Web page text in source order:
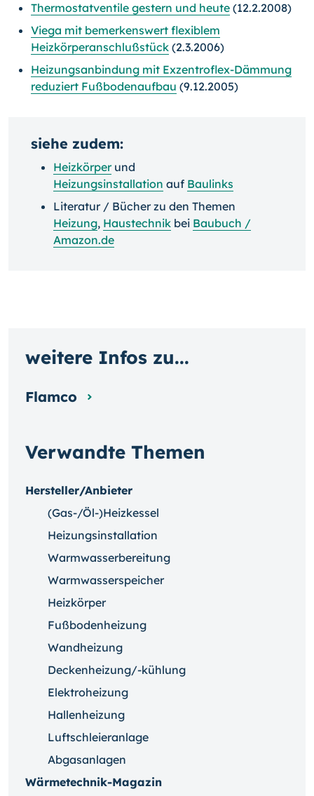
Thermostatventile gestern und heute (12.2.2008)
Viega mit bemerkenswert flexiblem
Heizkörperanschlußstück (2.3.2006)
Heizungsanbindung mit Exzentroflex-Dämmung
reduziert Fußbodenaufbau (9.12.2005)
siehe zudem:
Heizkörperund
Heizungsinstallation auf Baulinks
Literatur / Bücher zu den Themen
Heizung, Haustechnik bei Baubuch /
Amazon.de
Verwandte Themen
Hersteller/Anbieter
(Gas-/Öl-)Heizkessel
Heizungsinstallation
Warmwasserbereitung
Warmwasserspeicher
Heizkörper
Fußbodenheizung
Wandheizung
Deckenheizung/-kühlung
Elektroheizung
Hallenheizung
Luftschleieranlage
Abgasanlagen
Wärmetechnik-Magazin
weitere Infos zu...
Flamco